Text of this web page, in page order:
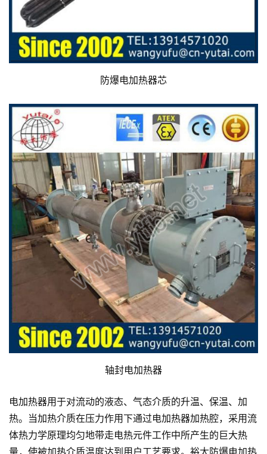
防爆电加热器芯
轴封电加热器
电加热器用于对流动的液态、气态介质的升温、保温、加
热。当加热介质在压力作用下通过电加热器加热腔，采用流
体热力学原理均匀地带走电热元件工作中所产生的巨大热